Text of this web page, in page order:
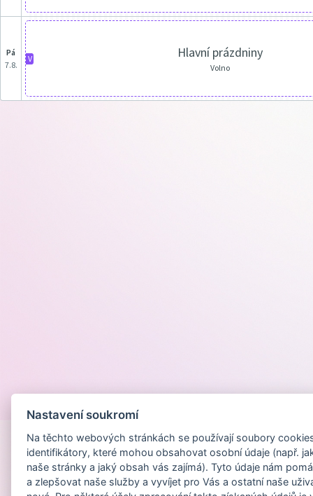
pá
7.8.
V Hlavní prázdniny
Volno
Nastavení soukromí
Na těchto webových stránkách se používají soubory
identifikátory, které mohou obsahovat osobní údaje (např.
naše stránky a jaký obsah vás zajímá). Tyto údaje nám
a zlepšovat naše služby a vyvíjet pro Vás a ostatní naše